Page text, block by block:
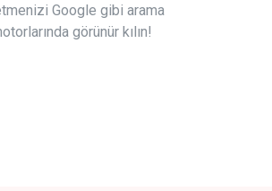
Google gibi arama
görünür kılın!